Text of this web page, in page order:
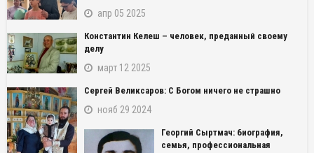
апр 05 2025
Константин Келеш – человек, преданный своему
делу
март 12 2025
Сергей Великсаров: С Богом ничего не страшно
нояб 29 2024
Георгий Сыртмач: биография,
семья, профессиональная